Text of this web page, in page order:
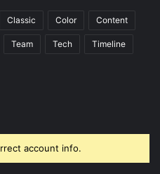
Classic Color Content
Team Tech Timeline
account info.